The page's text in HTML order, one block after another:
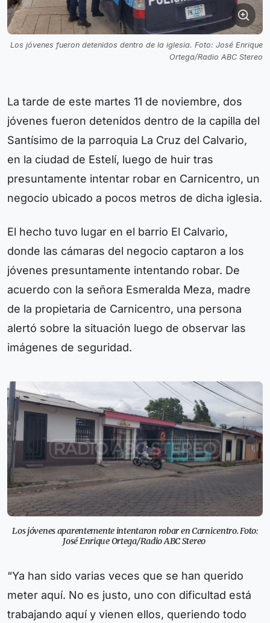
Los jóvenes fueron detenidos dentro de la iglesia. Foto: José Enrique
Ortega/Radio ABC Stereo
La tarde de este martes 11 de noviembre, dos
jóvenes fueron detenidos dentro de la capilla del
Santísimo de la parroquia La Cruz del Calvario,
en la ciudad de Estelí, luego de huir tras
presuntamente intentar robar en Carnicentro, un
negocio ubicado a pocos metros de dicha iglesia.
El hecho tuvo lugar en el barrio El Calvario,
donde las cámaras del negocio captaron a los
jóvenes presuntamente intentando robar. De
acuerdo con la señora Esmeralda Meza, madre
de la propietaria de Carnicentro, una persona
alertó sobre la situación luego de observar las
imágenes de seguridad.
Los jóvenes aparentemente intentaron robar en Carnicentro. Foto:
José Enrique Ortega/Radio ABC Stereo
“Ya han sido varias veces que se han querido
meter aquí. No es justo, uno con dificultad está
trabajando aquí y vienen ellos, queriendo todo